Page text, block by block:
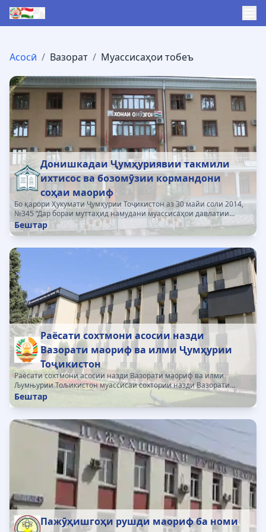
Асосӣ / Вазорат / Муассисаҳои тобеъ
Донишкадаи Ҷумҳуриявии такмили
ихтисос ва бозомӯзии кормандони
соҳаи маориф
Бо қарори Ҳукумати Ҷумҳурии Тоҷикистон аз 30 майи соли 2014,
№345 “Дар бораи муттаҳид намудани муассисаҳои давлатии
такмили ихтисос ва бозомўзии кормандони соҳаи маориф”
Донишкадаҳои минтақавӣ (ВМКБ - шаҳри Хоруғ,...
Бештар
Раёсати сохтмони асосии назди
Вазорати маориф ва илми Ҷумҳурии
Тоҷикистон
Раёсати сохтмони асосии назди Вазорати маориф ва илми
Љумњурии Тољикистон муассисаи сохтории назди Вазорати
маориф ва илм ба њисоб меравад. Раёсат дар асоси ќарори
Њукумати Љумњурии Тољикистон аз 03.03.2014, №145...
Бештар
Пажӯҳишгоҳи рушди маориф ба номи